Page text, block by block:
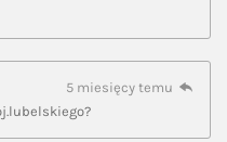
5 miesięcy temu